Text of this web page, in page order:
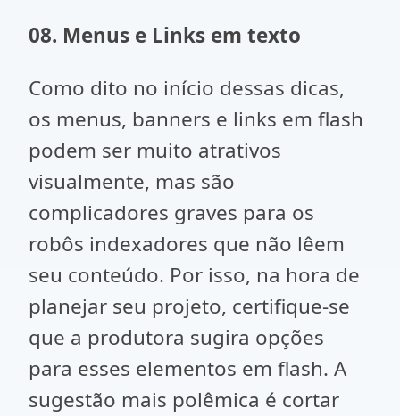
08. Menus e Links em texto
Como dito no início dessas dicas,
os menus, banners e links em flash
podem ser muito atrativos
visualmente, mas são
complicadores graves para os
robôs indexadores que não lêem
seu conteúdo. Por isso, na hora de
planejar seu projeto, certifique-se
que a produtora sugira opções
para esses elementos em flash. A
sugestão mais polêmica é cortar